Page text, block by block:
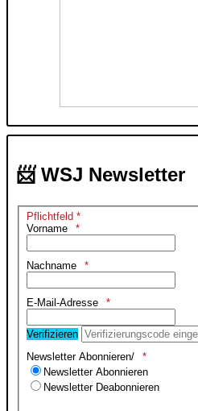
📨 WSJ Newsletter
Pflichtfeld *
Vorname
Nachname
E-Mail-Adresse
Verifizieren
Newsletter Abonnieren/
Newsletter Abonnieren
Newsletter Deabonnieren